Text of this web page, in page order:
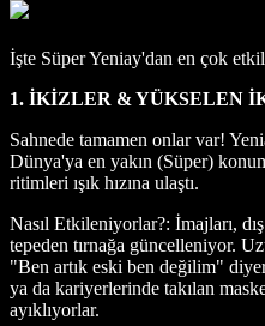
İşte Süper Yeniay'dan en çok
1. İKİZLER & YÜKSELEN
Sahnede tamamen onlar var!
Dünya'ya en yakın (Süper)
ritimleri ışık hızına ulaştı.
Nasıl Etkileniyorlar?: İmajları,
tepeden tırnağa güncelleniyor.
"Ben artık eski ben değilim"
ya da kariyerlerinde takılan
ayıklıyorlar.